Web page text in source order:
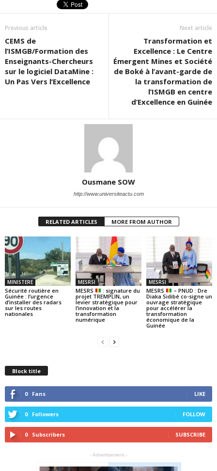
Previous article
CEMS de
l’ISMGB/Formation des
Enseignants-Chercheurs
sur le logiciel DataMine :
Un Pas Vers l’Excellence
Next article
Transformation et
Excellence : Le Centre
Émergent Mines et Société
de Boké à l’avant-garde de
la transformation de
l’ISMGB en centre
d’Excellence en Guinée
Ousmane SOW
http://www.universiteactu.com
RELATED ARTICLES MORE FROM AUTHOR
MINISTERE
Sécurité routière en
Guinée : l’urgence
d’installer des radars
sur les routes
nationales
MESRSI
MESRS
: signature du
projet TREMPLIN, un
levier stratégique pour
l’innovation et la
transformation
numérique
MESRSI
MESRS
– PNUD : Dre
Diaka Sidibé co-signe un
ouvrage stratégique
pour accélérer la
transformation
économique de la
Guinée
Block title
0 Fans LIKE
0 Followers FOLLOW
0 Subscribers SUBSCRIBE
- Advertisement -